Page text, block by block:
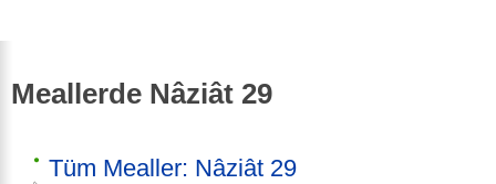
Meallerde Nâziât 29
Tüm Mealler: Nâziât 29